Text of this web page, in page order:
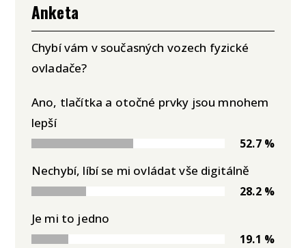
Anketa
Chybí vám v současných vozech fyzické
ovladače?
Ano, tlačítka a otočné prvky jsou mnohem
lepší
52.7 %
Nechybí, líbí se mi ovládat vše digitálně
28.2 %
Je mi to jedno
19.1 %